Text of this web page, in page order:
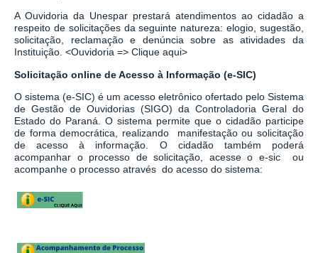
A Ouvidoria da Unespar prestará atendimentos ao cidadão a
respeito de solicitações da seguinte natureza: elogio, sugestão,
solicitação, reclamação e denúncia sobre as atividades da
Instituição. <Ouvidoria => Clique aqui>
Solicitação online de Acesso à Informação (e-SIC)
O sistema (e-SIC) é um acesso eletrônico ofertado pelo Sistema
de Gestão de Ouvidorias (SIGO) da Controladoria Geral do
Estado do Paraná. O sistema permite que o cidadão participe
de forma democrática, realizando manifestação ou solicitação
de acesso à informação. O cidadão também poderá
acompanhar o processo de solicitação, acesse o e-sic ou
acompanhe o processo através do acesso do sistema: